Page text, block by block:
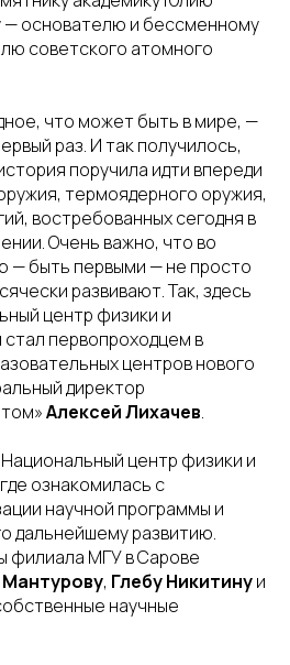
— основателю и бессменному
советского атомного
что может быть в мире, —
раз. И так получилось,
поручила идти впереди
термоядерного оружия,
востребованных сегодня в
Очень важно, что во
— быть первыми — не просто
развивают. Так, здесь
центр физики и
первопроходцем в
центров нового
директор
Алексей Лихачев.
центр физики и
ознакомилась с
научной программы и
дальнейшему развитию.
филиала МГУ в Сарове
, Глебу Никитинуи
научные